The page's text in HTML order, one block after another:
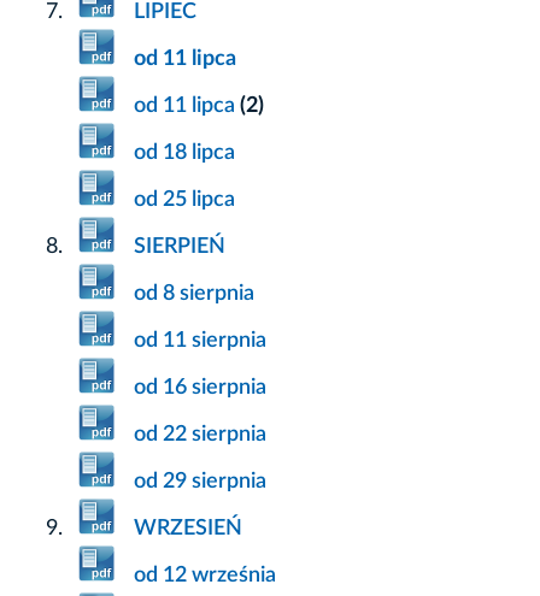
LIPIEC
od 11 lipca
od 11 lipca (2)
od 18 lipca
od 25 lipca
SIERPIEŃ
od 8 sierpnia
od 11 sierpnia
od 16 sierpnia
od 22 sierpnia
od 29 sierpnia
WRZESIEŃ
od 12 września